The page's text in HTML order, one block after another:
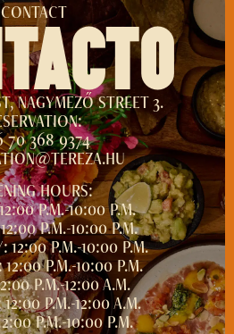
CONTACT
NAGYMEZŐ STREET 3.
70 368 9374
HOURS:
P.M.-10:00 P.M.
P.M.-10:00 P.M.
12:00 P.M.-10:00 P.M.
12:00 P.M.-10:00 P.M.
P.M.-12:00 A.M.
12:00 P.M.-12:00 A.M.
P.M.-10:00 P.M.